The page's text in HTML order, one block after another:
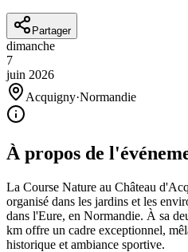
Partager
dimanche
7
juin 2026
Acquigny·Normandie
À propos de
La Course Nature au Château
organisé dans les jardins et les
dans l'Eure, en Normandie. À sa
km offre un cadre exceptionnel,
historique et ambiance sportive.